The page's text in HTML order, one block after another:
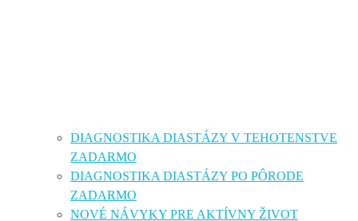
DIAGNOSTIKA DIASTÁZY V TEHOTENSTVE
ZADARMO
DIAGNOSTIKA DIASTÁZY PO PÔRODE
ZADARMO
NOVÉ NÁVYKY PRE AKTÍVNY ŽIVOT